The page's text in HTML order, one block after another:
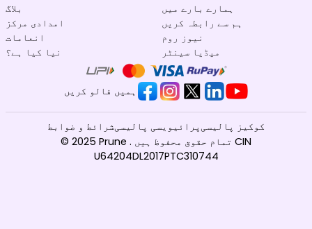
بلاگ
امدادی مرکز
انعامات
نیا کیا ہے؟
ہمارے بارے میں
ہم سے رابطہ کریں
نیوز روم
میڈیا سینٹر
ہمیں فالو کریں
© 2025 Prune . تمام حقوق محفوظ ہیں CIN
U64204DL2017PTC310744
شرائط و ضوابطپرائیویسی پالیسی کوکیز پالیسی